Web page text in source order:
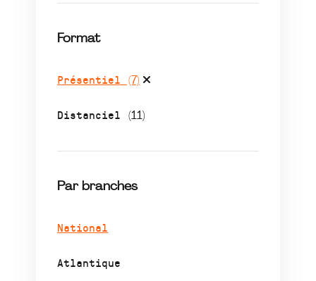
Format
Présentiel (7)
Distanciel (11)
Par branches
National
Atlantique